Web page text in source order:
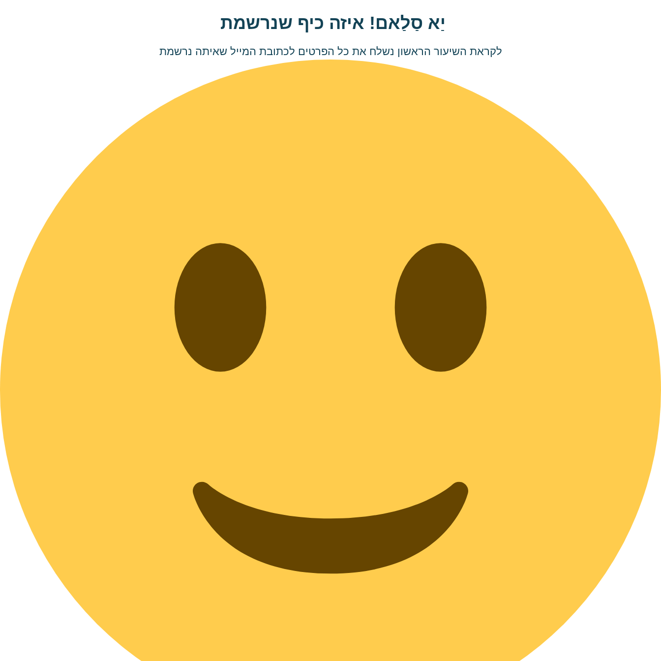
יַא סַלַאם! איזה כיף שנרשמת
לקראת השיעור הראשון נשלח את כל הפרטים לכתובת המייל שאיתה נרשמת